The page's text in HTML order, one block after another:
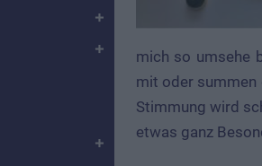
mich so umsehe
mit oder summen
Stimmung wird
etwas ganz